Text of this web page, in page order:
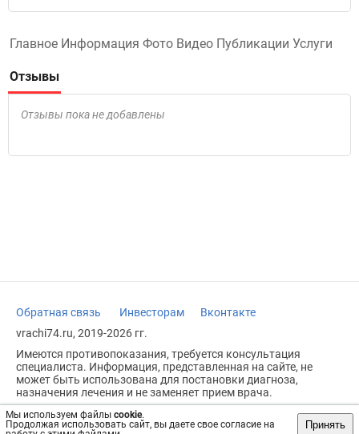
Мы используем файлы cookie.
Продолжая использовать сайт, вы даете свое согласие на
Принять
Главное Информация Фото Видео Публикации Услуги
Отзывы
Отзывы пока не добавлены
Обратная связь Инвесторам
Вконтакте
vrachi74.ru, 2019-2026 гг.
Имеются противопоказания, требуется консультация
специалиста. Информация, представленная на сайте, не
может быть использована для постановки диагноза,
назначения лечения и не заменяет прием врача.
Возрастное ограничение: 18+